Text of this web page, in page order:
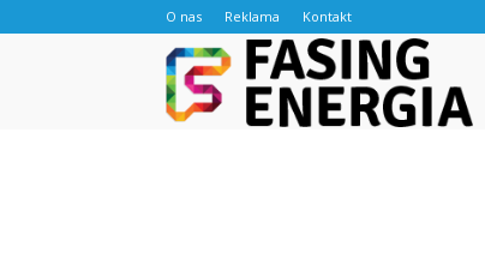
O nas Reklama Kontakt